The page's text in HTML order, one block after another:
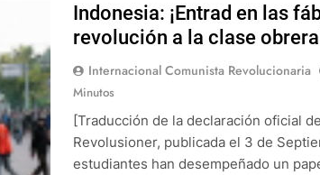
Indonesia: ¡Entrad en las
revolución a la clase
Internacional Comunista Revolucionaria
Minutos
[Traducción de la declaración oficial
Revolusioner, publicada el 3 de
estudiantes han desempeñado un